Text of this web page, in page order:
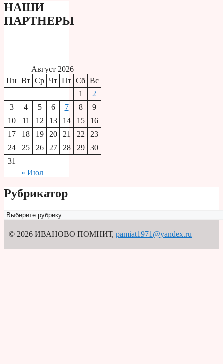
НАШИ
ПАРТНЕРЫ
Август 2026
Пн Вт Ср Чт Пт Сб Вс
1
2
3
4 5 6 7 8
9
10
11 12 13 14 15
16
17
18 19 20 21 22
23
24
25 26 27 28 29
30
31
« Июл
Рубрикатор
Рубрикатор
© 2026 ИВАНОВО ПОМНИТ, pamiat1971@yandex.ru